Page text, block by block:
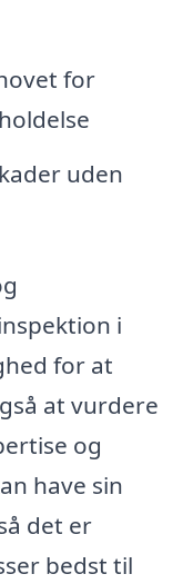
for
uden
i
for at
at vurdere
og
have sin
det er
bedst til